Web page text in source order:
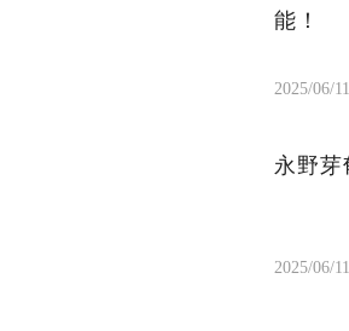
能！
2025/06/11
永野
2025/06/11